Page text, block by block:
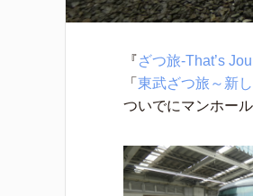
『ざつ旅-That’s
「 東武ざつ旅～新
ついでにマンホー